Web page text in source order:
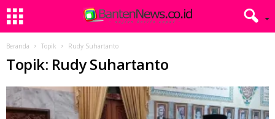
Beranda Topik Rudy Suhartanto
Topik: Rudy Suhartanto